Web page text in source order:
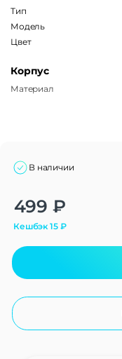
Тип
Модель
Цвет
Корпус
Материал
В наличии
499 ₽
Кешбэк15₽
Alternative: